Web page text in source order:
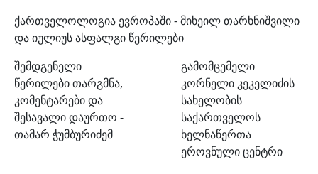
ქართველოლოგია ევროპაში - მიხეილ თარხნიშვილი
და იულიუს ასფალგი წერილები
შემდგენელი
წერილები თარგმნა,
კომენტარები და
შესავალი დაურთო -
თამარ ჭუმბურიძემ
გამომცემელი
კორნელი კეკელიძის
სახელობის
საქართველოს
ხელნაწერთა
ეროვნული ცენტრი